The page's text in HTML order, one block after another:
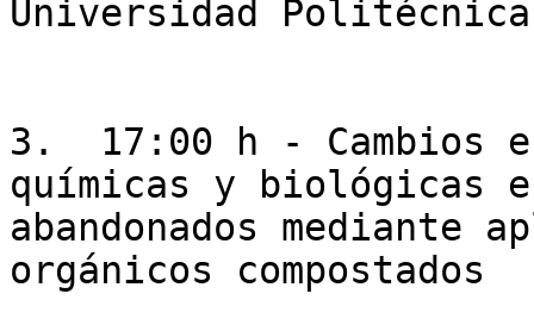
Universidad Politécnica
3.  17:00 h - Cambios
químicas y biológicas
abandonados mediante
orgánicos compostados